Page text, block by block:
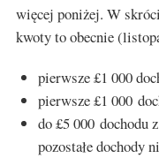
więcej poniżej. W
kwoty to obecnie
pierwsze £1 000
pierwsze £1 000
do £5 000 dochodu
pozostałe dochody